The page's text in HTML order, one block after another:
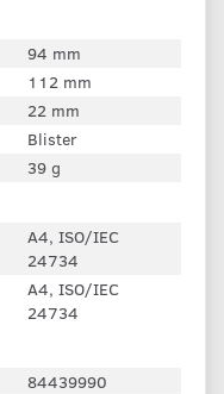
94 mm
112 mm
22 mm
Blister
39 g
A4, ISO/IEC
24734
A4, ISO/IEC
24734
84439990